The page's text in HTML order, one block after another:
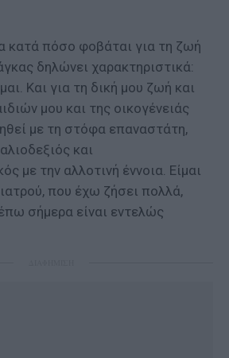
κατά πόσο φοβάται για τη ζωή
δηλώνει χαρακτηριστικά:
Και για τη δική μου ζωή και
μου και της οικογένειάς
με τη στόφα επαναστάτη,
και
με την αλλοτινή έννοια. Είμαι
που έχω ζήσει πολλά,
σήμερα είναι εντελώς